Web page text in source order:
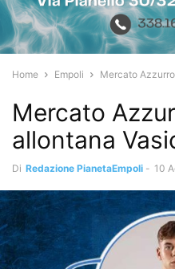
Home Empoli Mercato
Mercato
allontana
Di Redazione PianetaEmpoli - 10